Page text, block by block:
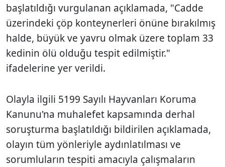
başlatıldığı vurgulanan açıklamada, "Cadde
üzerindeki çöp konteynerleri önüne bırakılmış
halde, büyük ve yavru olmak üzere toplam 33
kedinin ölü olduğu tespit edilmiştir."
ifadelerine yer verildi.
Olayla ilgili 5199 Sayılı Hayvanları Koruma
Kanunu'na muhalefet kapsamında derhal
soruşturma başlatıldığı bildirilen açıklamada,
olayın tüm yönleriyle aydınlatılması ve
sorumluların tespiti amacıyla çalışmaların